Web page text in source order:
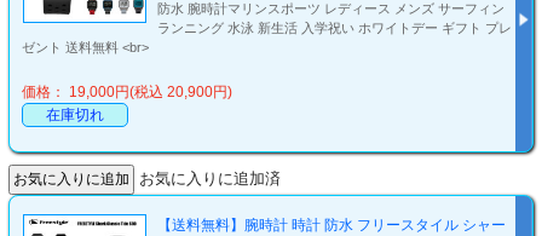
防水 腕時計マリンスポーツ レディース メンズ サーフィン
ランニング 水泳 新生活 入学祝い ホワイトデー ギフト プレ
ゼント 送料無料 <br>
価格： 19,000円(税込 20,900円)
在庫切れ
お気に入りに追加済
【送料無料】腕時計 時計 防水 フリースタイル シャー